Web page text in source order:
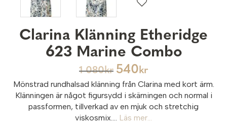
Clarina Klänning Etheridge
623 Marine Combo
1 080kr 540 kr
Mönstrad rundhalsad klänning från Clarina med kort ärm.
Klänningen är något figursydd i skärningen och normal i
passformen, tillverkad av en mjuk och stretchig
viskosmix....
Läs mer...